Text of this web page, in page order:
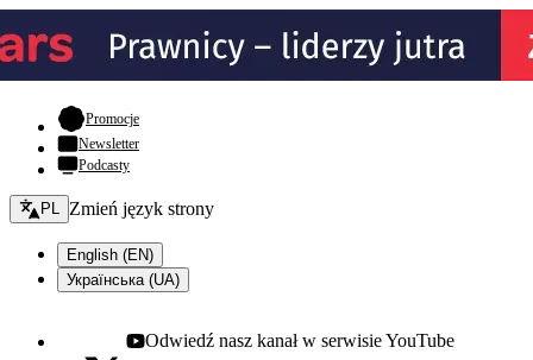
Promocje- otwiera się w nowej karcie
Newsletter
Podcasty
Zmień język - bieżący:
PL Zmień język strony
English (EN)
Українська (UA)
Youtube - otwiera się w nowej karcie
Odwiedź nasz kanał w serwisie YouTube